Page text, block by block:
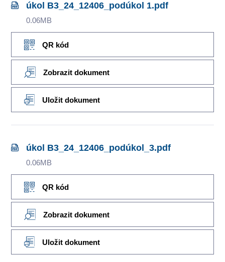
úkol B3_24_12406_podúkol 1.pdf
0.06MB
QR kód
Zobrazit dokument
Uložit dokument
úkol B3_24_12406_podúkol_3.pdf
0.06MB
QR kód
Zobrazit dokument
Uložit dokument